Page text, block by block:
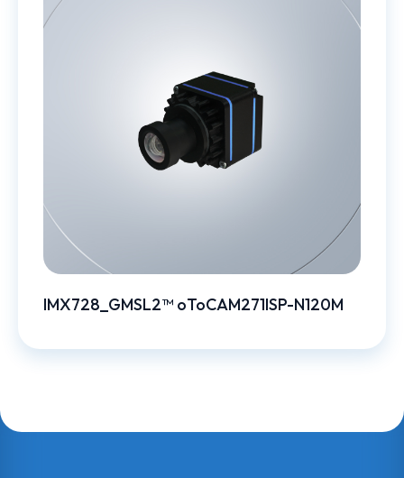
IMX728_GMSL2™ oToCAM271ISP-N120M